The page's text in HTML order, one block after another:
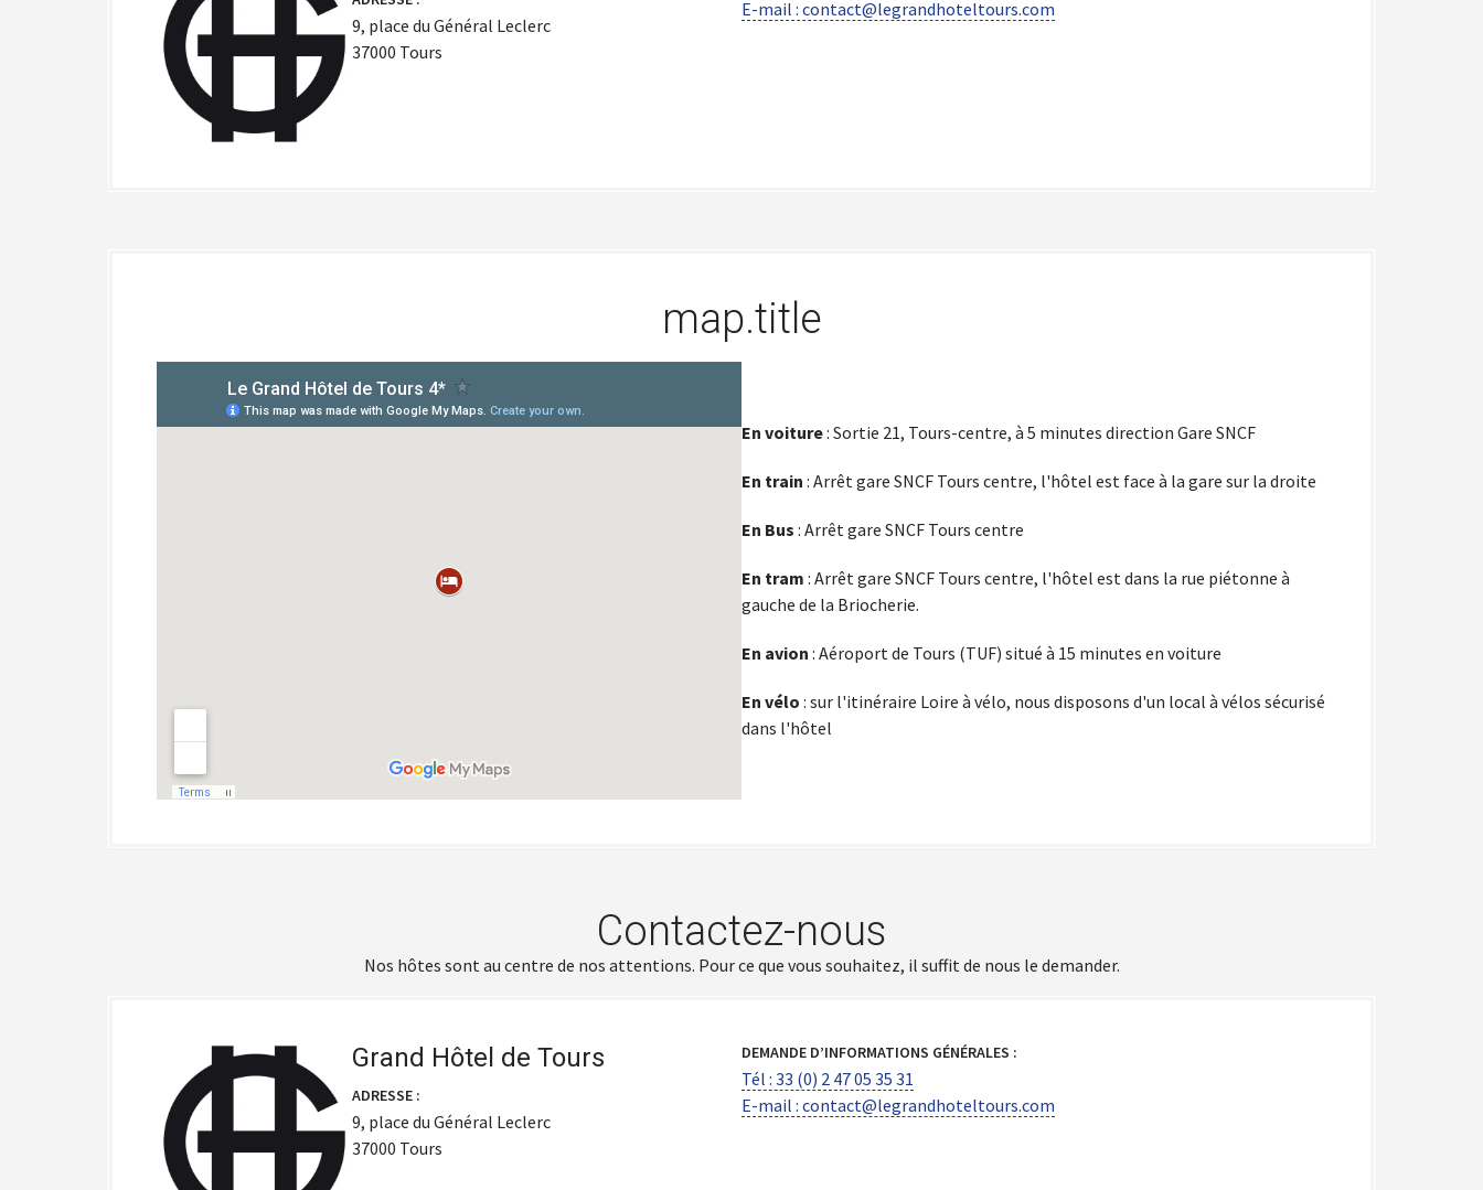
9, place du Général Leclerc
37000 Tours
E-mail : contact@legrandhoteltours.com
map.title
En voiture: Sortie 21, Tours-centre, à 5 minutes direction Gare SNCF
En train : Arrêt gare SNCF Tours centre, l'hôtel est face à la gare sur la droite
En Bus : Arrêt gare SNCF Tours centre
En tram : Arrêt gare SNCF Tours centre, l'hôtel est dans la rue piétonne à
gauche de la Briocherie.
En avion : Aéroport de Tours (TUF) situé à 15 minutes en voiture
En vélo : sur l'itinéraire Loire à vélo, nous disposons d'un local à vélos sécurisé
dans l'hôtel
Contactez-nous
Nos hôtes sont au centre de nos attentions. Pour ce que vous souhaitez, il suffit de nous le demander.
Grand Hôtel de Tours
ADRESSE :
9, place du Général Leclerc
37000 Tours
DEMANDE D’INFORMATIONS GÉNÉRALES :
Tél : 33 (0) 2 47 05 35 31
E-mail : contact@legrandhoteltours.com